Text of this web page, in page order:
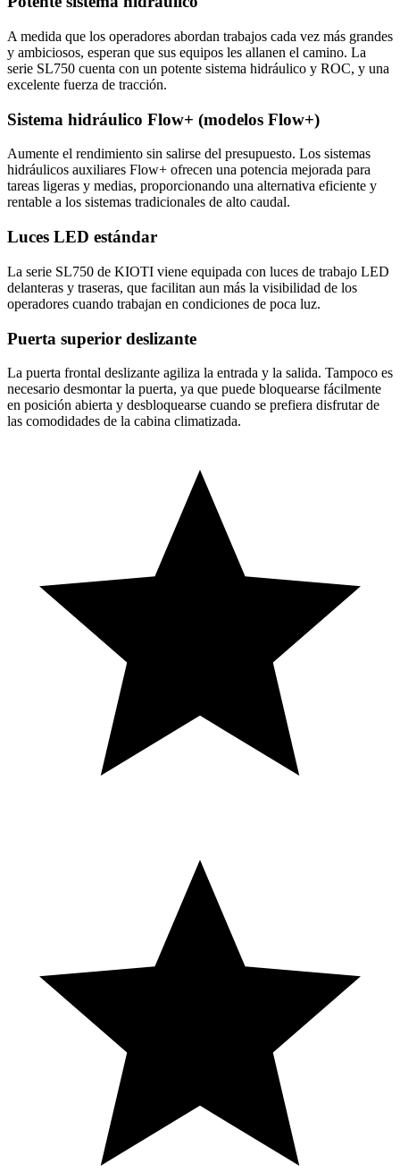
A medida que los operadores abordan trabajos cada vez más grandes
y ambiciosos, esperan que sus equipos les allanen el camino. La
serie SL750 cuenta con un potente sistema hidráulico y ROC, y una
excelente fuerza de tracción.
Sistema hidráulico Flow+ (modelos Flow+)
Aumente el rendimiento sin salirse del presupuesto. Los sistemas
hidráulicos auxiliares Flow+ ofrecen una potencia mejorada para
tareas ligeras y medias, proporcionando una alternativa eficiente y
rentable a los sistemas tradicionales de alto caudal.
Luces LED estándar
La serie SL750 de KIOTI viene equipada con luces de trabajo LED
delanteras y traseras, que facilitan aun más la visibilidad de los
operadores cuando trabajan en condiciones de poca luz.
Puerta superior deslizante
La puerta frontal deslizante agiliza la entrada y la salida. Tampoco es
necesario desmontar la puerta, ya que puede bloquearse fácilmente
en posición abierta y desbloquearse cuando se prefiera disfrutar de
las comodidades de la cabina climatizada.